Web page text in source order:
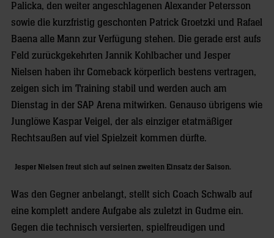
Palicka, den weiter angeschlagenen Alexander Petersson
sowie die kurzfristig geschonten Patrick Groetzki und Rafael
Baena alle Mann zur Verfügung stehen. Die gerade erst aufs
Feld zurückgekehrten Jannik Kohlbacher und Jesper
Nielsen haben ihr Comeback körperlich bestens vertragen,
zeigen sich im Training stabil und werden auch am
Dienstag in der SAP Arena mitwirken. Genauso übrigens wie
Junglöwe Kaspar Veigel, der als einziger etatmäßiger
Rechtsaußen auf viel Spielzeit kommen dürfte.
Jesper Nielsen freut sich auf seinen zweiten Einsatz der Saison.
Was den Gegner anbelangt, stellt sich Coach Schwalb auf
eine komplett andere Aufgabe als zuletzt in Gudme ein.
Gegen die technisch versierten, spielfreudigen und